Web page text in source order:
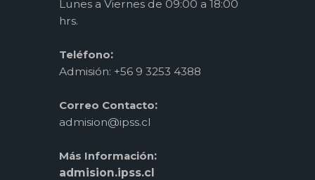
Lunes a Viernes de 09:00 a 18:00
hrs.
Teléfono:
Admisión: +56 9 3253 4388
Correo Contacto:
admision@ipss.cl
Más Información:
admision.ipss.cl